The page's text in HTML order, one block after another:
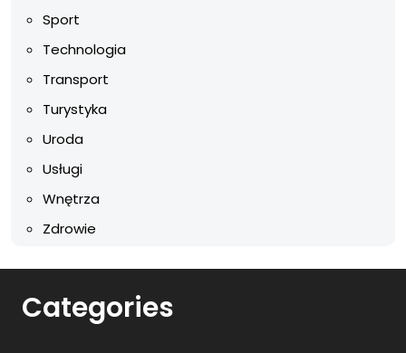
Sport
Technologia
Transport
Turystyka
Uroda
Usługi
Wnętrza
Zdrowie
Categories